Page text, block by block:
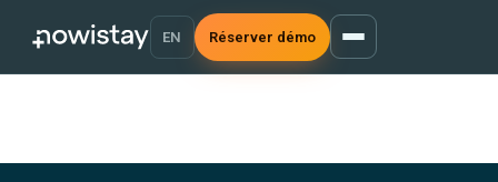
EN Réserver démo